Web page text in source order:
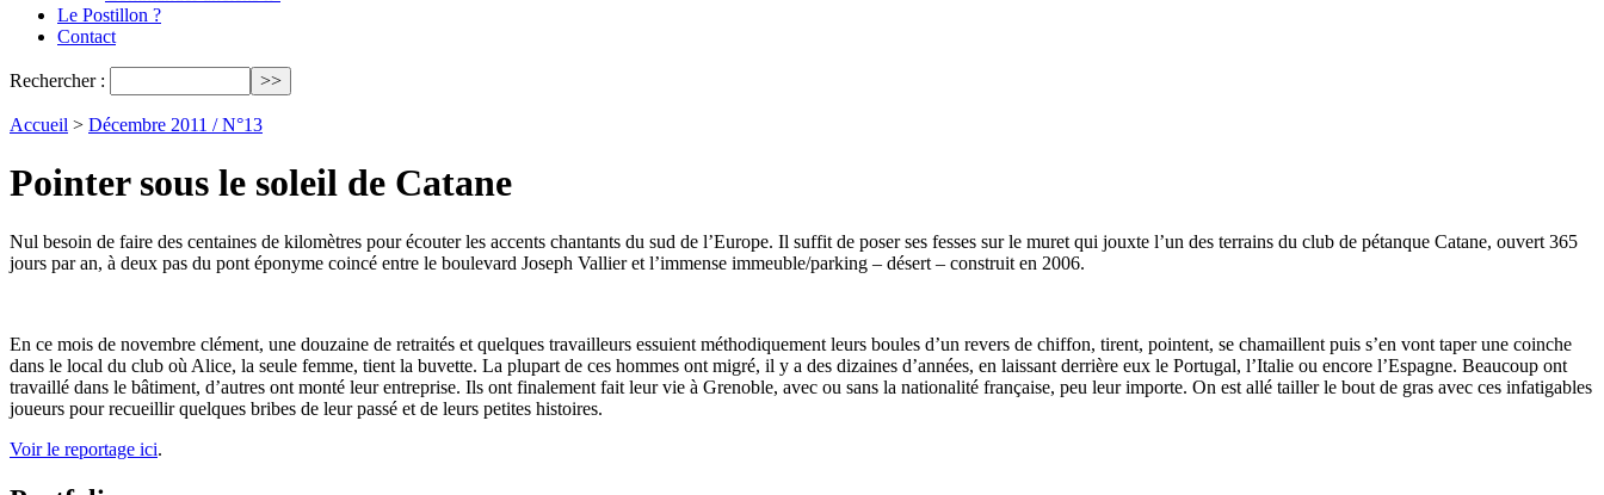
Le Postillon ?
Contact
Rechercher :
Accueil > Décembre 2011 / N°13
Pointer sous le soleil de Catane
Nul besoin de faire des centaines de kilomètres pour écouter les accents chantants du sud de l’Europe. Il suffit de poser ses fesses sur le muret qui jouxte l’un des terrains du club de pétanque Catane, ouvert 365
jours par an, à deux pas du pont éponyme coincé entre le boulevard Joseph Vallier et l’immense immeuble/parking – désert – construit en 2006.
En ce mois de novembre clément, une douzaine de retraités et quelques travailleurs essuient méthodiquement leurs boules d’un revers de chiffon, tirent, pointent, se chamaillent puis s’en vont taper une coinche
dans le local du club où Alice, la seule femme, tient la buvette. La plupart de ces hommes ont migré, il y a des dizaines d’années, en laissant derrière eux le Portugal, l’Italie ou encore l’Espagne. Beaucoup ont
travaillé dans le bâtiment, d’autres ont monté leur entreprise. Ils ont finalement fait leur vie à Grenoble, avec ou sans la nationalité française, peu leur importe. On est allé tailler le bout de gras avec ces infatigables
joueurs pour recueillir quelques bribes de leur passé et de leurs petites histoires.
Voir le reportage ici.